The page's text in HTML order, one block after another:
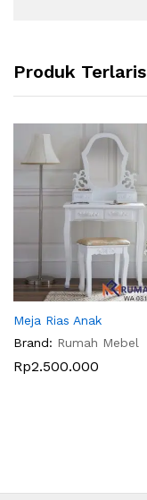
Produk Terlaris
Meja Rias Anak
Brand: Rumah Mebel
Rp2.500.000